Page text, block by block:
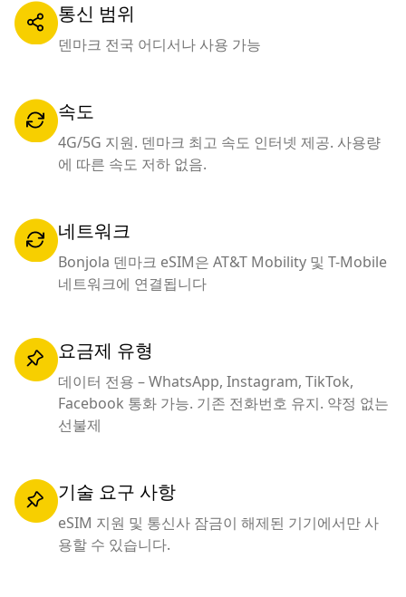
통신 범위
덴마크 전국 어디서나 사용 가능
속도
4G/5G 지원. 덴마크 최고 속도 인터넷 제공. 사용량
에 따른 속도 저하 없음.
네트워크
Bonjola 덴마크 eSIM은 AT&T Mobility 및 T-Mobile
네트워크에 연결됩니다
요금제 유형
데이터 전용 – WhatsApp, Instagram, TikTok,
Facebook 통화 가능. 기존 전화번호 유지. 약정 없는
선불제
기술 요구 사항
eSIM 지원 및 통신사 잠금이 해제된 기기에서만 사
용할 수 있습니다.